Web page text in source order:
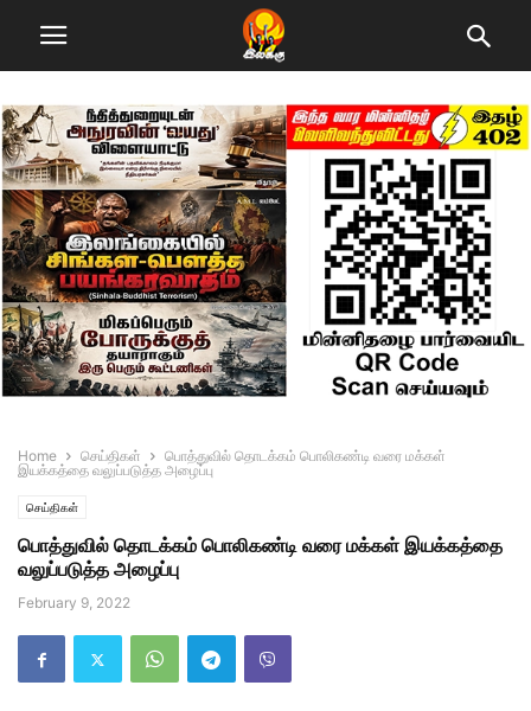
Home செய்திகள்
பொத்துவில் தொடக்கம் பொலிகண்டி வரை மக்கள்
இயக்கத்தை வலுப்படுத்த அழைப்பு
செய்திகள்
பொத்துவில் தொடக்கம் பொலிகண்டி வரை மக்கள் இயக்கத்தை
வலுப்படுத்த அழைப்பு
February 9, 2022